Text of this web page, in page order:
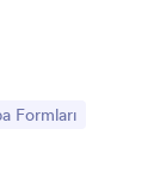
git:
Formları